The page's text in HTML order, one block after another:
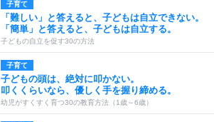
子育て
「難しい」と答えると、子どもは自立できない。
「簡単」と答えると、子どもは自立する。
子どもの自立を促す30の方法
子育て
子どもの頭は、絶対に叩かない。
叩くくらいなら、優しく手を握り締める。
幼児がすくすく育つ30の教育方法（1歳～6歳）